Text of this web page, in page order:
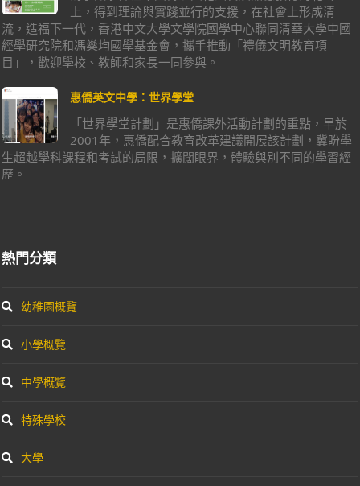
上，得到理論與實踐並行的支援，在社會上形成清
流，造福下一代，香港中文大學文學院國學中心聯同清華大學中國
經學研究院和馮燊均國學基金會，攜手推動「禮儀文明教育項
目」，歡迎學校、教師和家長一同參與。
惠僑英文中學：世界學堂
「世界學堂計劃」是惠僑課外活動計劃的重點，早於
2001年，惠僑配合教育改革建議開展該計劃，冀盼學
生超越學科課程和考試的局限，擴闊眼界，體驗與別不同的學習經
歷。
熱門分類
幼稚園概覽
小學概覽
中學概覽
特殊學校
大學